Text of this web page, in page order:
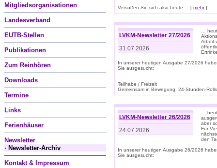
Mitgliedsorganisationen
Landesverband
EUTB-Stellen
Publikationen
Zum Reinhören
Downloads
Termine
Links
Ferienhäuser
Newsletter
· Newsletter-Archiv
Kontakt & Impressum
Versüßen Sie sich also heute ... [ mehr]
LVKM-Newsletter 27/2026
31.07.2026
…
Arbeit
In unserer heutigen Ausgabe 27/2026
Sie ausgesucht:
Teilhabe / Freizeit
Gemeinsam in Bewegung: 24-Stunden-
LVKM-Newsletter 26/2026
24.07.2026
…
aber
Für
den
In unserer heutigen Ausgabe 26/2026
Sie ausgesucht: